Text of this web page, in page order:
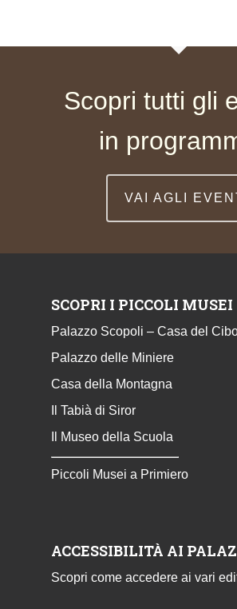
Scopri tutti gli
in
VAI AGLI
SCOPRI I PICCOLI MUSEI
Palazzo Scopoli – Casa del
Palazzo delle Miniere
Casa della Montagna
Il Tabià di Siror
Il Museo della Scuola
Piccoli Musei a Primiero
ACCESSIBILITÀ AI
Scopri come accedere ai vari